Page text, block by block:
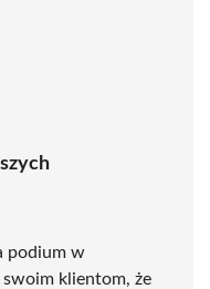
podium w
klientom, że